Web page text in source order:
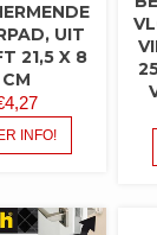
UIT
21,5 X 8
CM
4,27
INFO!